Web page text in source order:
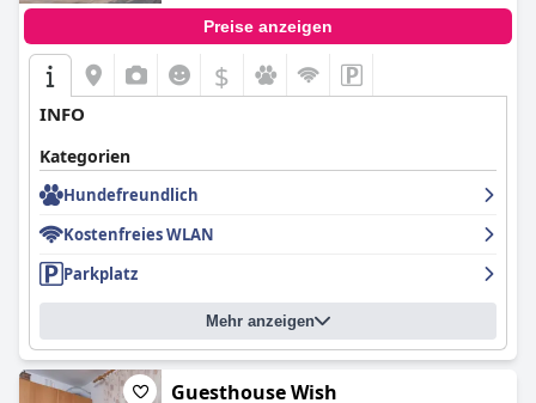
Preise anzeigen
$
INFO
Kategorien
Hundefreundlich
Kostenfreies WLAN
Parkplatz
Mehr anzeigen
Guesthouse Wish